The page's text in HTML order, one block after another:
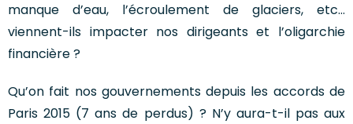
manque d’eau, l’écroulement de glaciers, etc…
viennent-ils impacter nos dirigeants et l’oligarchie
financière ?
Qu’on fait nos gouvernements depuis les accords de
Paris 2015 (7 ans de perdus) ? N’y aura-t-il pas aux